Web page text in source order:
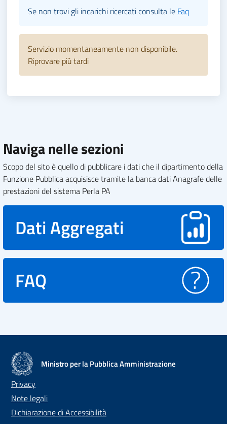
Se non trovi gli incarichi ricercati consulta le Faq
Servizio momentaneamente non disponibile.
Riprovare più tardi
Naviga nelle sezioni
Scopo del sito è quello di pubblicare i dati che il dipartimento della
Funzione Pubblica acquisisce tramite la banca dati Anagrafe delle
prestazioni del sistema Perla PA
Dati Aggregati
FAQ
Ministro per la Pubblica Amministrazione
Privacy
Note legali
Dichiarazione di Accessibilità